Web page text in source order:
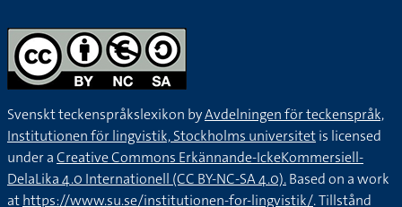
Svenskt teckenspråkslexikon byAvdelningen för teckenspråk,
Institutionen för lingvistik, Stockholms universitetis licensed
under aCreative Commons Erkännande-IckeKommersiell-
DelaLika 4.0 Internationell (CC BY-NC-SA 4.0).Based on a work
athttps://www.su.se/institutionen-for-lingvistik/. Tillstånd